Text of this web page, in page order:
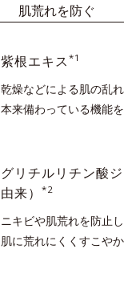
肌荒れを防ぐ
紫根エキス *1
乾燥などによる肌の乱れ
本来備わっている機能を
グリチルリチン酸
由来）*2
ニキビや肌荒れを防止
肌に荒れにくくすこや